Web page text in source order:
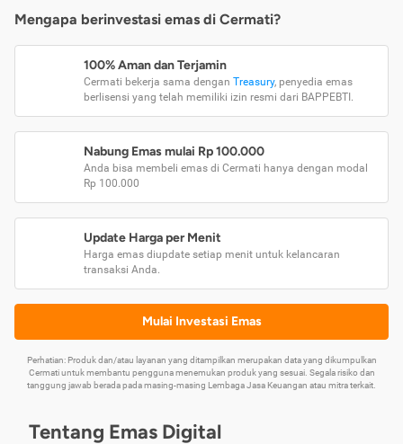
Mengapa berinvestasi emas di Cermati?
100% Aman dan Terjamin
Cermati bekerja sama dengan Treasury, penyedia emas
berlisensi yang telah memiliki izin resmi dari BAPPEBTI.
Nabung Emas mulai Rp 100.000
Anda bisa membeli emas di Cermati hanya dengan modal
Rp 100.000
Update Harga per Menit
Harga emas diupdate setiap menit untuk kelancaran
transaksi Anda.
Mulai Investasi Emas
Perhatian: Produk dan/atau layanan yang ditampilkan merupakan data yang dikumpulkan
Cermati untuk membantu pengguna menemukan produk yang sesuai. Segala risiko dan
tanggung jawab berada pada masing-masing Lembaga Jasa Keuangan atau mitra terkait.
Tentang Emas Digital